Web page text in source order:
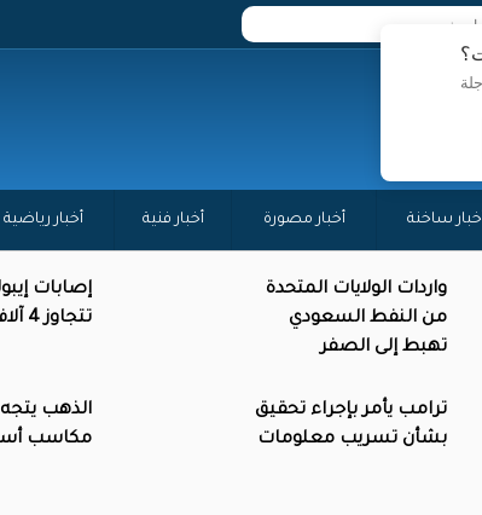
ساخنة أخبار مصورة أخبار فنية أخبار رياضية
واردات الولايات المتحدة
من النفط السعودي
تهبط إلى الصفر
إصابات
تتجاوز 4 آلاف
ترامب يأمر بإجراء تحقيق
بشأن تسريب معلومات
الذهب
مكاسب